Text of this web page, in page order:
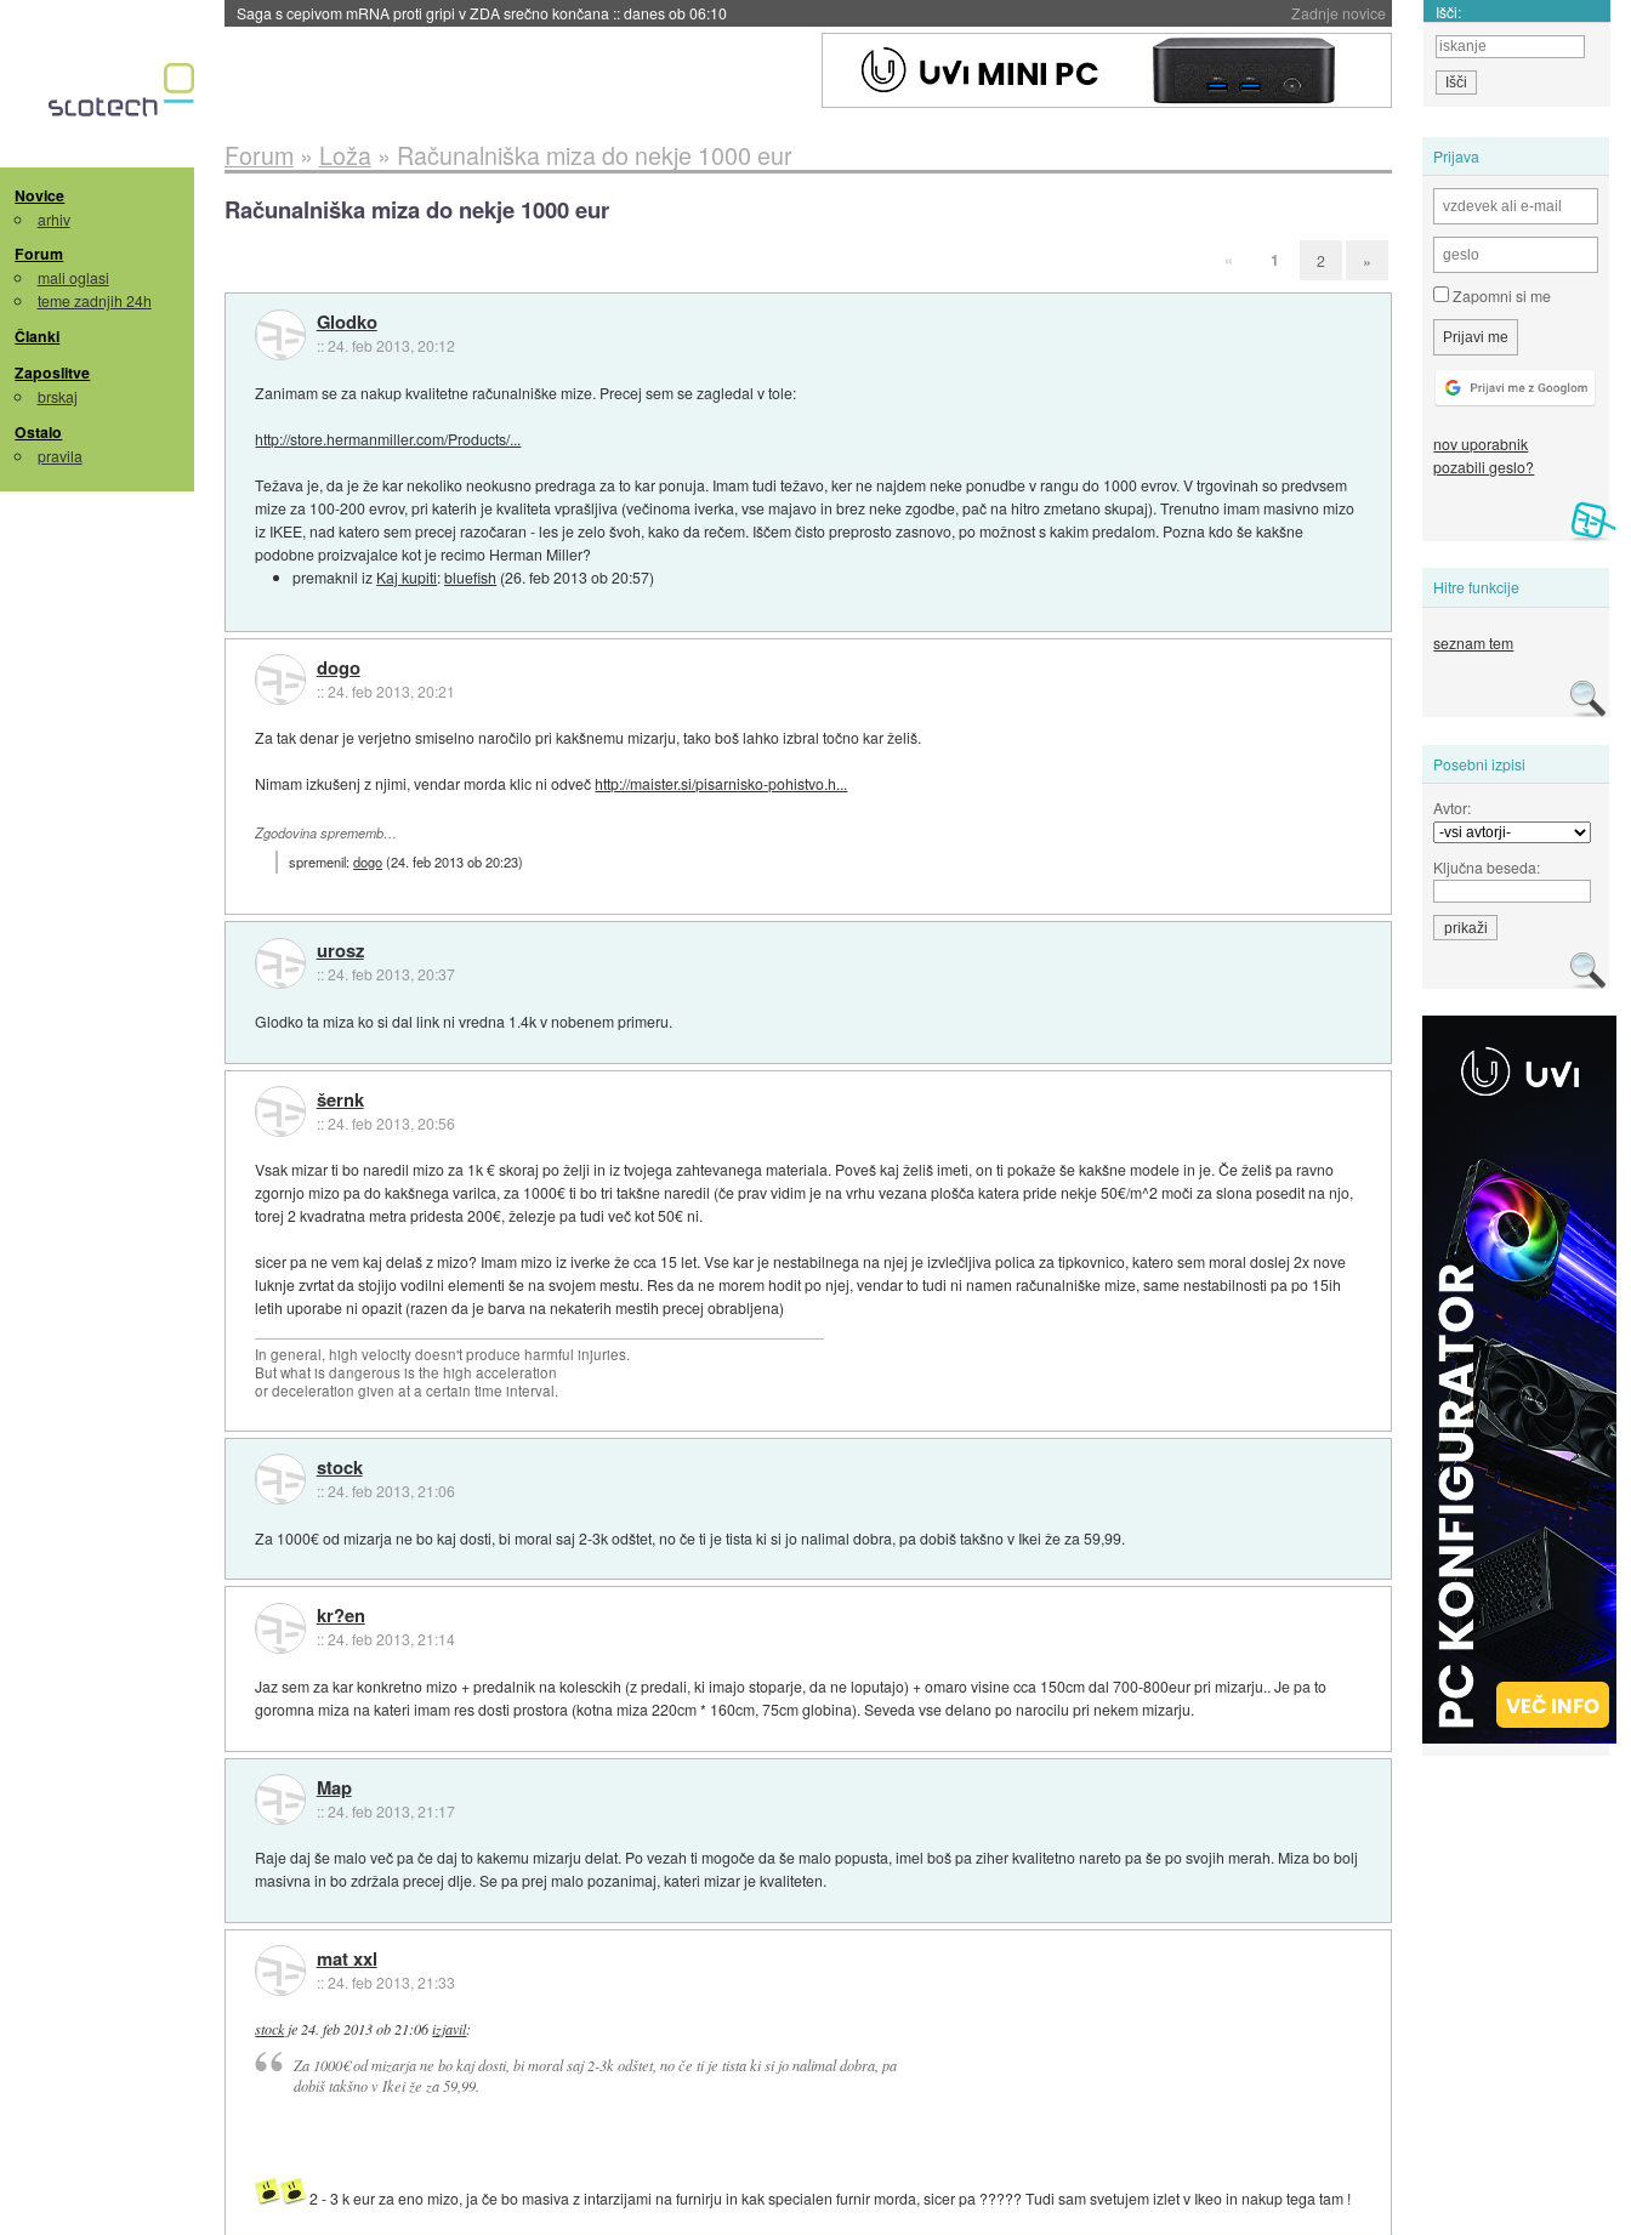
Zadnje novice
BMW v vozilih začel predvajati reklame::danes ob 06:09 Išči:
Novice
arhiv
Forum
mali oglasi
teme zadnjih 24h
Članki
Zaposlitve
brskaj
Ostalo
pravila
Prijava
Zapomni si me
nov uporabnik
pozabili geslo?
Hitre funkcije
seznam tem
Posebni izpisi
Avtor:
Ključna beseda:
Forum » Loža» Računalniška miza do nekje 1000 eur
Računalniška miza do nekje 1000 eur
« 1 2 »
Glodko
::24. feb 2013, 20:12
Zanimam se za nakup kvalitetne računalniške mize. Precej sem se zagledal v tole:
http://store.hermanmiller.com/Products/...
Težava je, da je že kar nekoliko neokusno predraga za to kar ponuja. Imam tudi težavo, ker ne najdem neke ponudbe v rangu do 1000 evrov. V trgovinah so predvsem
mize za 100-200 evrov, pri katerih je kvaliteta vprašljiva (večinoma iverka, vse majavo in brez neke zgodbe, pač na hitro zmetano skupaj). Trenutno imam masivno mizo
iz IKEE, nad katero sem precej razočaran - les je zelo švoh, kako da rečem. Iščem čisto preprosto zasnovo, po možnost s kakim predalom. Pozna kdo še kakšne
podobne proizvajalce kot je recimo Herman Miller?
premaknil iz Kaj kupiti:bluefish (26. feb 2013 ob 20:57)
dogo
::24. feb 2013, 20:21
Za tak denar je verjetno smiselno naročilo pri kakšnemu mizarju, tako boš lahko izbral točno kar želiš.
Nimam izkušenj z njimi, vendar morda klic ni odvečhttp://maister.si/pisarnisko-pohistvo.h...
Zgodovina sprememb…
spremenil:dogo(24. feb 2013 ob 20:23)
urosz
::24. feb 2013, 20:37
Glodko ta miza ko si dal link ni vredna 1.4k v nobenem primeru.
šernk
::24. feb 2013, 20:56
Vsak mizar ti bo naredil mizo za 1k € skoraj po želji in iz tvojega zahtevanega materiala. Poveš kaj želiš imeti, on ti pokaže še kakšne modele in je. Če želiš pa ravno
zgornjo mizo pa do kakšnega varilca, za 1000€ ti bo tri takšne naredil (če prav vidim je na vrhu vezana plošča katera pride nekje 50€/m^2 moči za slona posedit na njo,
torej 2 kvadratna metra pridesta 200€, železje pa tudi več kot 50€ ni.
sicer pa ne vem kaj delaš z mizo? Imam mizo iz iverke že cca 15 let. Vse kar je nestabilnega na njej je izvlečljiva polica za tipkovnico, katero sem moral doslej 2x nove
luknje zvrtat da stojijo vodilni elementi še na svojem mestu. Res da ne morem hodit po njej, vendar to tudi ni namen računalniške mize, same nestabilnosti pa po 15ih
letih uporabe ni opazit (razen da je barva na nekaterih mestih precej obrabljena)
In general, high velocity doesn't produce harmful injuries.
But what is dangerous is the high acceleration
or deceleration given at a certain time interval.
stock
::24. feb 2013, 21:06
Za 1000€ od mizarja ne bo kaj dosti, bi moral saj 2-3k odštet, no če ti je tista ki si jo nalimal dobra, pa dobiš takšno v Ikei že za 59,99.
kr?en
::24. feb 2013, 21:14
Jaz sem za kar konkretno mizo + predalnik na kolesckih (z predali, ki imajo stoparje, da ne loputajo) + omaro visine cca 150cm dal 700-800eur pri mizarju.. Je pa to
goromna miza na kateri imam res dosti prostora (kotna miza 220cm * 160cm, 75cm globina). Seveda vse delano po narocilu pri nekem mizarju.
Map
::24. feb 2013, 21:17
Raje daj še malo več pa če daj to kakemu mizarju delat. Po vezah ti mogoče da še malo popusta, imel boš pa ziher kvalitetno nareto pa še po svojih merah. Miza bo bolj
masivna in bo zdržala precej dlje. Se pa prej malo pozanimaj, kateri mizar je kvaliteten.
mat xxl
::24. feb 2013, 21:33
stockje 24. feb 2013 ob 21:06 izjavil:
Za 1000€ od mizarja ne bo kaj dosti, bi moral saj 2-3k odštet, no če ti je tista ki si jo nalimal dobra, pa
dobiš takšno v Ikei že za 59,99.
2 - 3 k eur za eno mizo, ja če bo masiva z intarzijami na furnirju in kak specialen furnir morda, sicer pa ????? Tudi sam svetujem izlet v Ikeo in nakup tega tam !